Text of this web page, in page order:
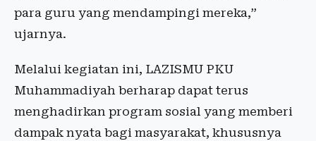
para guru yang mendampingi mereka,”
ujarnya.
Melalui kegiatan ini, LAZISMU PKU
Muhammadiyah berharap dapat terus
menghadirkan program sosial yang memberi
dampak nyata bagi masyarakat, khususnya